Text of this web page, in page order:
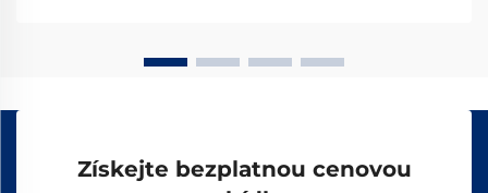
Získejte bezplatnou cenovou